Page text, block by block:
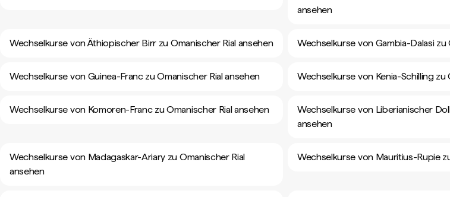
ansehen
Wechselkurse von Äthiopischer Birr zu Omanischer Rial ansehen Wechselkurse von Gambia-Dalasi zu
Wechselkurse von Guinea-Franc zu Omanischer Rial ansehen Wechselkurse von Kenia-Schilling zu
Wechselkurse von Komoren-Franc zu Omanischer Rial ansehen
Wechselkurse von Liberianischer
ansehen
Wechselkurse von Madagaskar-Ariary zu Omanischer Rial
ansehen
Wechselkurse von Mauritius-Rupie